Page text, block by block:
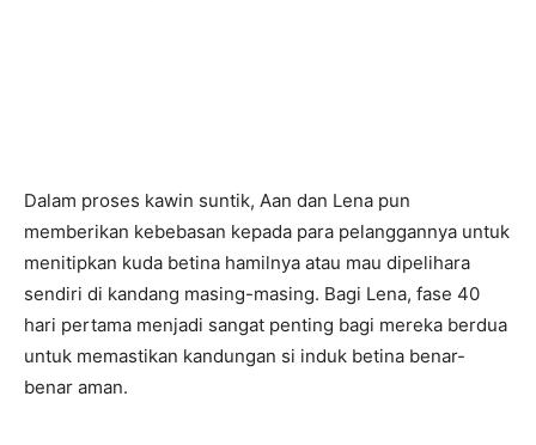
Dalam proses kawin suntik, Aan dan Lena pun
memberikan kebebasan kepada para pelanggannya untuk
menitipkan kuda betina hamilnya atau mau dipelihara
sendiri di kandang masing-masing. Bagi Lena, fase 40
hari pertama menjadi sangat penting bagi mereka berdua
untuk memastikan kandungan si induk betina benar-
benar aman.